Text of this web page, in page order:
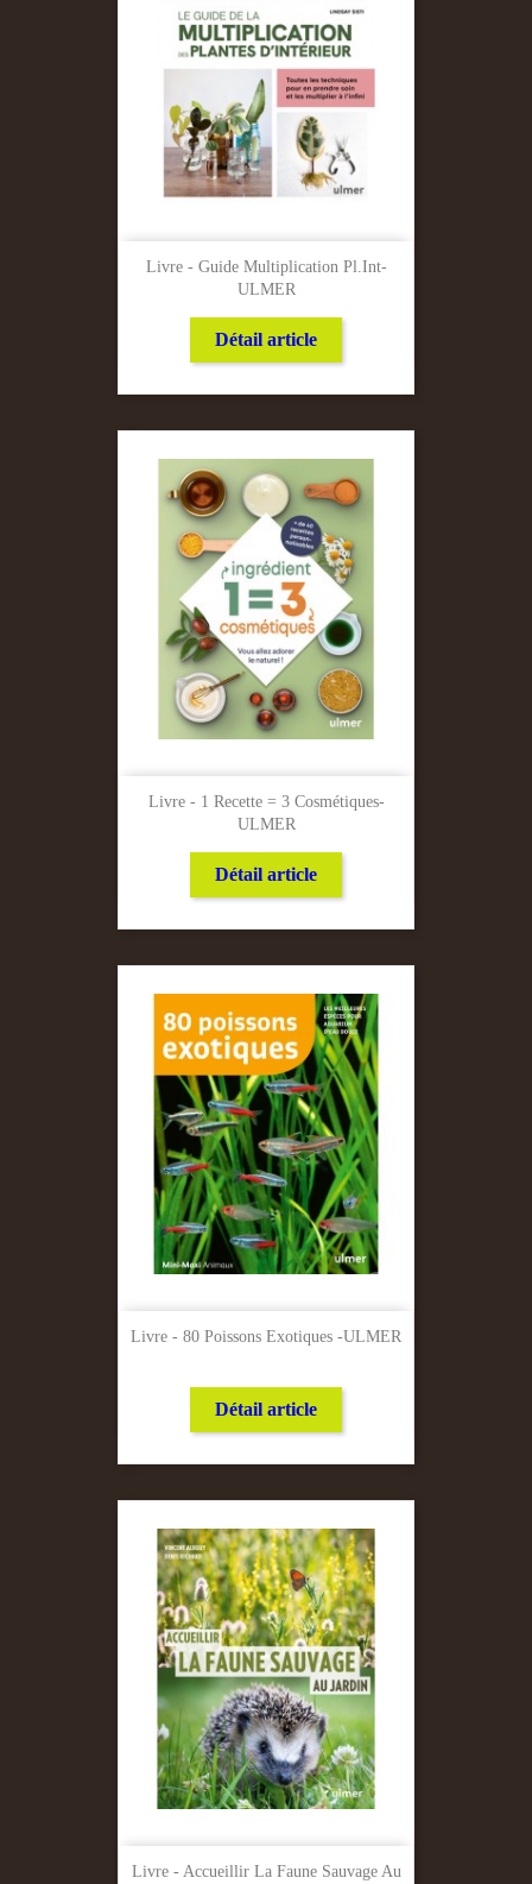
Livre - Guide Multiplication Pl.Int-
ULMER
Détail article
Livre - 1 Recette = 3 Cosmétiques-
ULMER
Détail article
Livre - 80 Poissons Exotiques -ULMER
Détail article
Livre - Accueillir La Faune Sauvage Au